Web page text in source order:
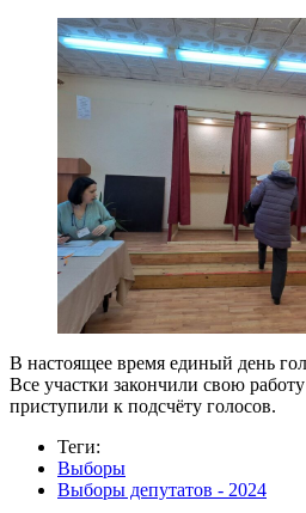
В настоящее время единый день
Все участки закончили свою
приступили к подсчёту голосов.
Теги:
Выборы
Выборы депутатов - 2024